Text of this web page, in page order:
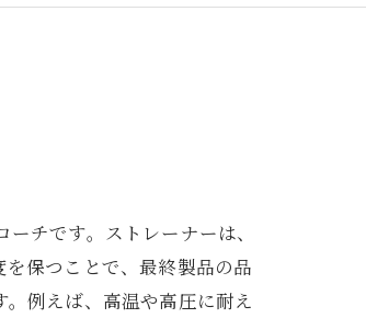
チです。ストレーナーは、
保つことで、最終製品の品
例えば、高温や高圧に耐え